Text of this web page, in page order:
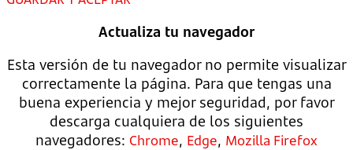
Actualiza tu navegador
Esta versión de tu navegador no permite visualizar
correctamente la página. Para que tengas una
buena experiencia y mejor seguridad, por favor
descarga cualquiera de los siguientes
navegadores: Chrome, Edge, Mozilla Firefox